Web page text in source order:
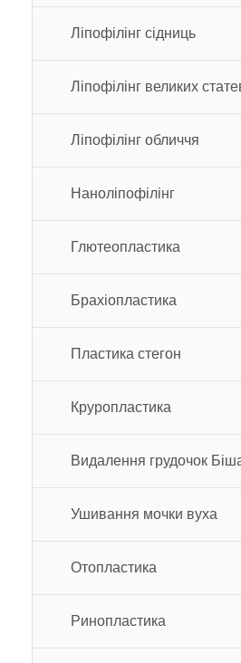
Ліпофілінг сідниць
Ліпофілінг великих
Ліпофілінг обличчя
Наноліпофілінг
Глютеопластика
Брахіопластика
Пластика стегон
Круропластика
Видалення грудочок
Ушивання мочки вуха
Отопластика
Ринопластика